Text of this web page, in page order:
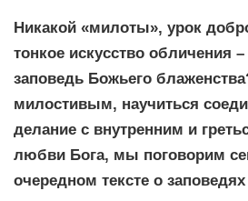
Никакой «милоты», урок
тонкое искусство обличения
заповедь Божьего
милостивым, научиться
делание с внутренним и
любви Бога, мы поговорим
очередном тексте о